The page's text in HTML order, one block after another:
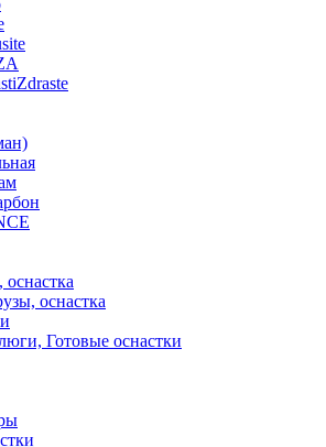
оснастка
Готовые оснастки